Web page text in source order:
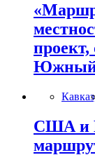
Южный
США и